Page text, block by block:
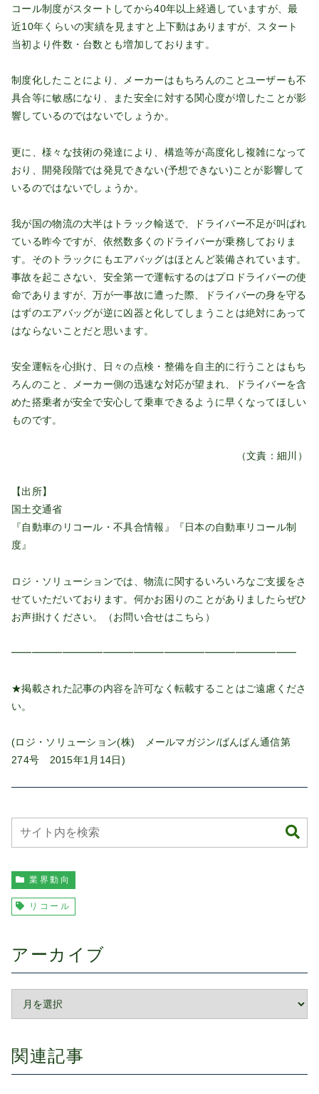
コール制度がスタートしてから40年以上経過していますが、最
近10年くらいの実績を見ますと上下動はありますが、スタート
当初より件数・台数とも増加しております。
制度化したことにより、メーカーはもちろんのことユーザーも不
具合等に敏感になり、また安全に対する関心度が増したことが影
響しているのではないでしょうか。
更に、様々な技術の発達により、構造等が高度化し複雑になって
おり、開発段階では発見できない(予想できない)ことが影響して
いるのではないでしょうか。
我が国の物流の大半はトラック輸送で、ドライバー不足が叫ばれ
ている昨今ですが、依然数多くのドライバーが乗務しておりま
す。そのトラックにもエアバッグはほとんど装備されています。
事故を起こさない、安全第一で運転するのはプロドライバーの使
命でありますが、万が一事故に遭った際、ドライバーの身を守る
はずのエアバッグが逆に凶器と化してしまうことは絶対にあって
はならないことだと思います。
安全運転を心掛け、日々の点検・整備を自主的に行うことはもち
ろんのこと、メーカー側の迅速な対応が望まれ、ドライバーを含
めた搭乗者が安全で安心して乗車できるように早くなってほしい
ものです。
（文責：細川）
【出所】
国土交通省
『自動車のリコール・不具合情報』『日本の自動車リコール制
度』
ロジ・ソリューションでは、物流に関するいろいろなご支援をさ
せていただいております。何かお困りのことがありましたらぜひ
お声掛けください。（お問い合せはこちら ）
━━━━━━━━━━━━━━━━━━━━━━━━━━━━
★掲載された記事の内容を許可なく転載することはご遠慮くださ
い。
(ロジ・ソリューション(株) メールマガジン/ばんばん通信第
274号 2015年1月14日)
業界動向
リコール
アーカイブ
関連記事